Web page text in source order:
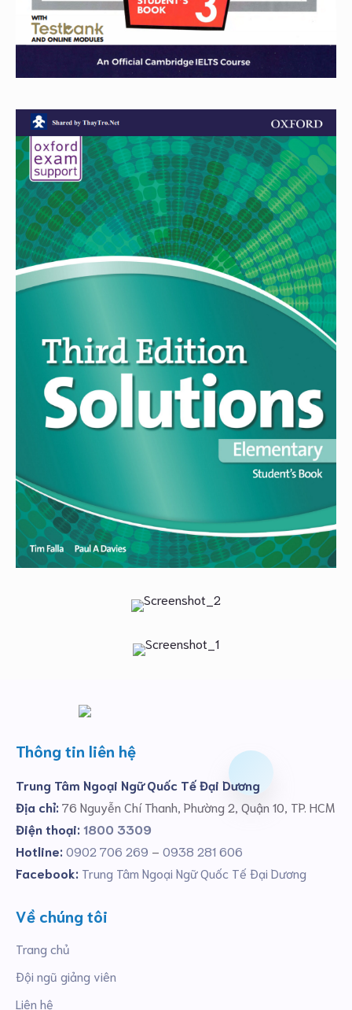
Thông tin liên hệ
Trung Tâm Ngoại Ngữ Quốc Tế Đại Dương
Địa chỉ: 76 Nguyễn Chí Thanh, Phường 2, Quận 10, TP. HCM
Điện thoại: 1800 3309
Hotline: 0902 706 269 – 0938 281 606
Facebook: Trung Tâm Ngoại Ngữ Quốc Tế Đại Dương
Về chúng tôi
Trang chủ
Đội ngũ giảng viên
Liên hệ